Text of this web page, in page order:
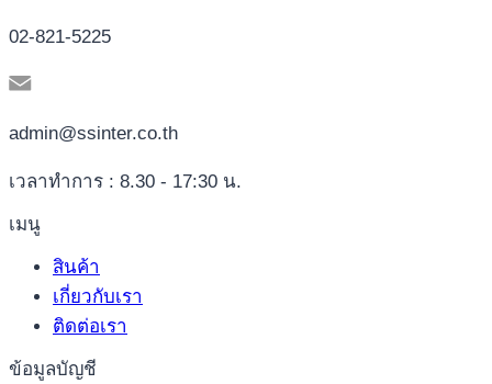
02-821-5225
admin@ssinter.co.th
เวลาทำการ : 8.30 - 17:30 น.
เมนู
สินค้า
เกี่ยวกับเรา
ติดต่อเรา
ข้อมูลบัญชี